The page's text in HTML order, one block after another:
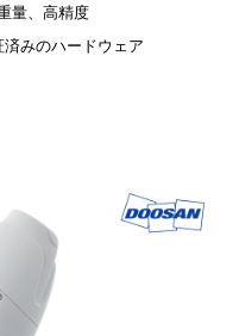
量、高精度
みのハードウェア